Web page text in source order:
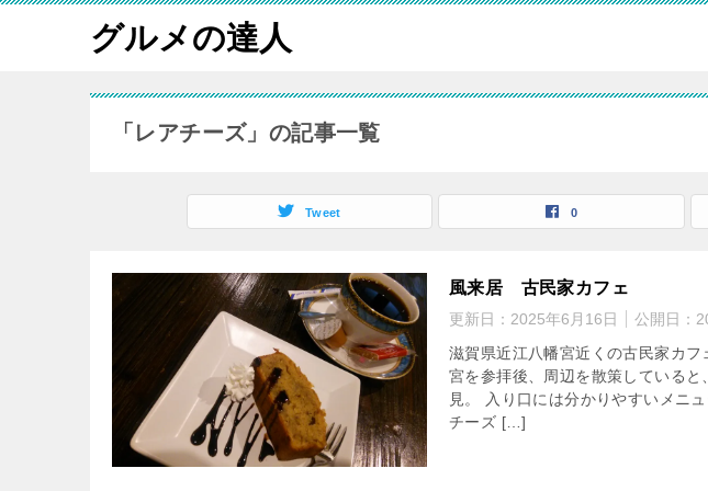
グルメの達人
「レアチーズ」の記事一覧
Tweet 0
風来居 古民家カフェ
更新日： 2025年6月16日 公開日：
滋賀県近江八幡宮近くの古民家カ
宮を参拝後、周辺を散策している
見。 入り口には分かりやすいメニ
チーズ […]